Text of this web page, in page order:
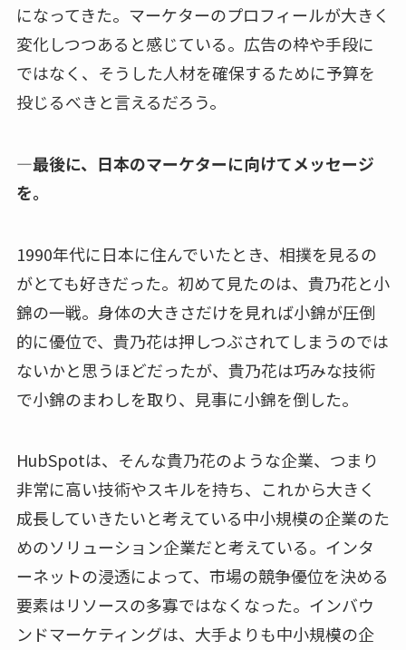
になってきた。マーケターのプロフィールが大きく
変化しつつあると感じている。広告の枠や手段に
ではなく、そうした人材を確保するために予算を
投じるべきと言えるだろう。
—最後に、日本のマーケターに向けてメッセージ
を。
1990年代に日本に住んでいたとき、相撲を見るの
がとても好きだった。初めて見たのは、貴乃花と小
錦の一戦。身体の大きさだけを見れば小錦が圧倒
的に優位で、貴乃花は押しつぶされてしまうのでは
ないかと思うほどだったが、貴乃花は巧みな技術
で小錦のまわしを取り、見事に小錦を倒した。
HubSpotは、そんな貴乃花のような企業、つまり
非常に高い技術やスキルを持ち、これから大きく
成長していきたいと考えている中小規模の企業のた
めのソリューション企業だと考えている。インタ
ーネットの浸透によって、市場の競争優位を決める
要素はリソースの多寡ではなくなった。インバウ
ンドマーケティングは、大手よりも中小規模の企